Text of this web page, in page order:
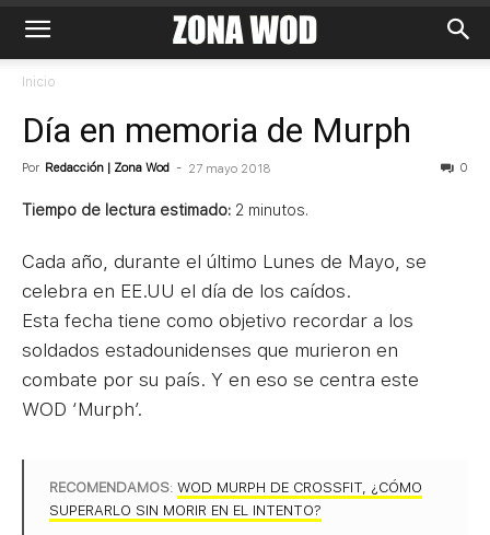
Inicio
Día en memoria de Murph
Por Redacción | Zona Wod - 27 mayo 2018 0
Tiempo de lectura estimado: 2 minutos.
Cada año, durante el último Lunes de Mayo, se
celebra en EE.UU el día de los caídos.
Esta fecha tiene como objetivo recordar a los
soldados estadounidenses que murieron en
combate por su país. Y en eso se centra este
WOD ‘Murph’.
RECOMENDAMOS: WOD MURPH DE CROSSFIT, ¿CÓMO
SUPERARLO SIN MORIR EN EL INTENTO?